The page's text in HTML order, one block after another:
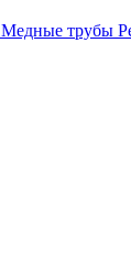
Медные трубы